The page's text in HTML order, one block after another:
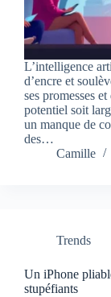
L’intelligence
d’encre et
ses promesses
potentiel soit
un manque de
des…
Camille
Trends
Un iPhone
stupéfiants